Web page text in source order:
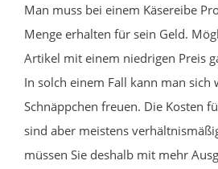
Man muss bei einem Käsereibe
Menge erhalten für sein Geld.
Artikel mit einem niedrigen Preis
In solch einem Fall kann man sich
Schnäppchen freuen. Die Kosten
sind aber meistens
müssen Sie deshalb mit mehr